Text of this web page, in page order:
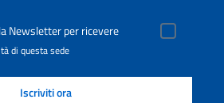
Newsletter per ricevere
di questa sede